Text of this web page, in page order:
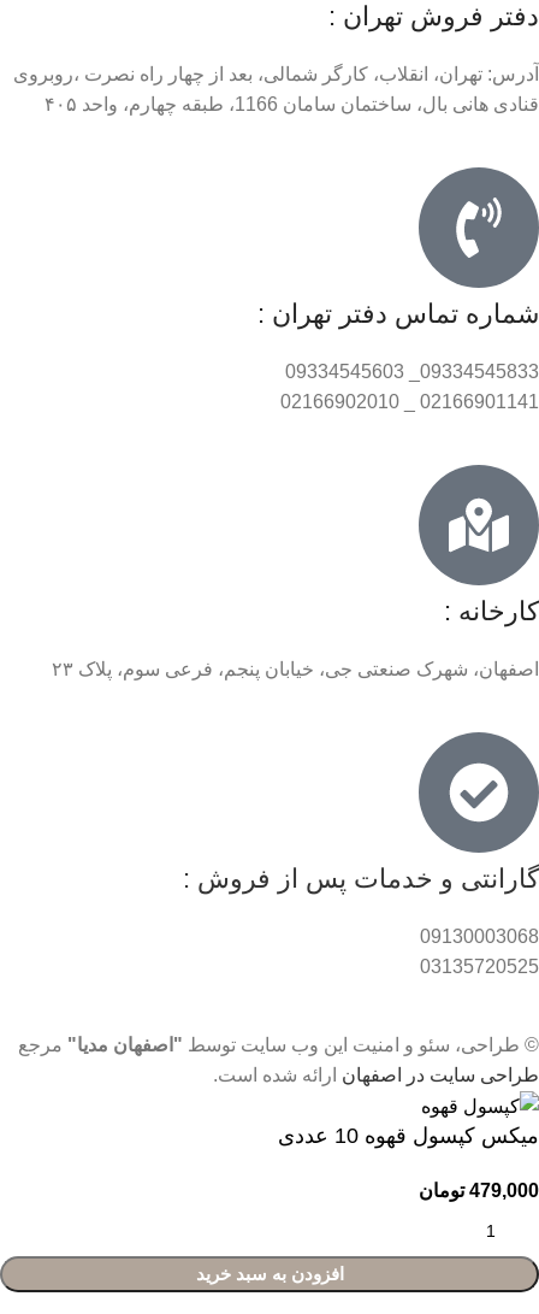
دفتر فروش تهران :
آدرس: تهران، انقلاب، کارگر شمالی، بعد از چهار راه نصرت ،روبروی
قنادی هانی بال، ساختمان سامان 1166، طبقه چهارم، واحد ۴۰۵
شماره تماس دفتر تهران :
09334545833_ 09334545603
02166901141 _ 02166902010
کارخانه :
اصفهان، شهرک صنعتی جی، خیابان پنجم، فرعی سوم، پلاک ۲۳
گارانتی و خدمات پس از فروش :
09130003068
03135720525
© طراحی، سئو و امنیت این وب سایت توسط "اصفهان مدیا" مرجع
طراحی سایت در اصفهان ارائه شده است.
میکس کپسول قهوه 10 عددی
479,000 تومان
افزودن به سبد خرید